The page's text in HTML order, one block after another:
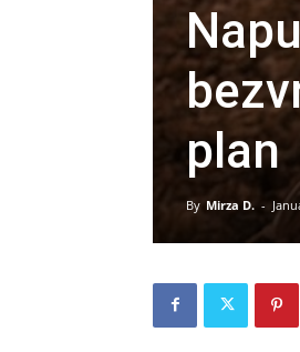
plan
By Mirza D. -